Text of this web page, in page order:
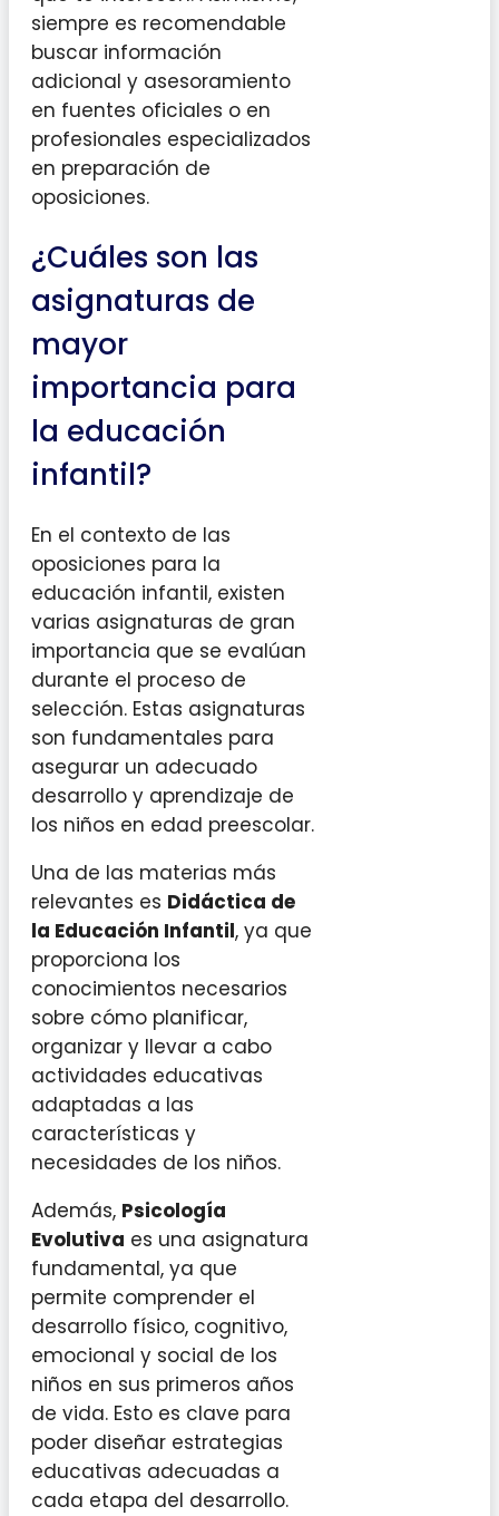
siempre es recomendable
buscar información
adicional y asesoramiento
en fuentes oficiales o en
profesionales especializados
en preparación de
oposiciones.
¿Cuáles son las
asignaturas de
mayor
importancia para
la educación
infantil?
En el contexto de las
oposiciones para la
educación infantil, existen
varias asignaturas de gran
importancia que se evalúan
durante el proceso de
selección. Estas asignaturas
son fundamentales para
asegurar un adecuado
desarrollo y aprendizaje de
los niños en edad preescolar.
Una de las materias más
relevantes es Didáctica de
la Educación Infantil, ya que
proporciona los
conocimientos necesarios
sobre cómo planificar,
organizar y llevar a cabo
actividades educativas
adaptadas a las
características y
necesidades de los niños.
Además, Psicología
Evolutiva es una asignatura
fundamental, ya que
permite comprender el
desarrollo físico, cognitivo,
emocional y social de los
niños en sus primeros años
de vida. Esto es clave para
poder diseñar estrategias
educativas adecuadas a
cada etapa del desarrollo.